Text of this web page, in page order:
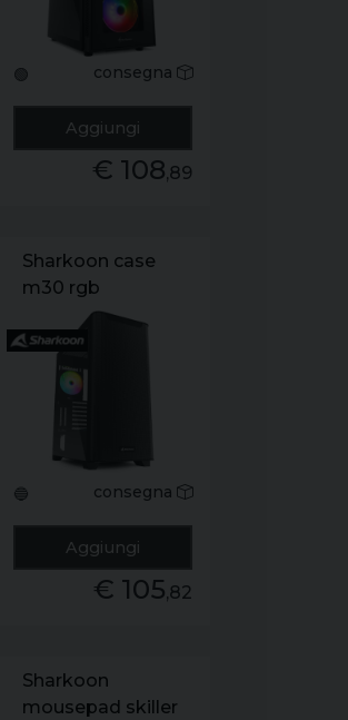
🟢 consegna
Aggiungi
€ 108,89
Sharkoon case
m30 rgb
🔵 consegna
Aggiungi
€ 105,82
Sharkoon
mousepad skiller